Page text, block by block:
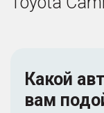
Какой
вам